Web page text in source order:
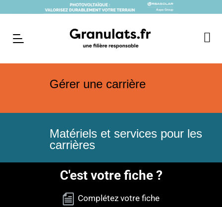
Gérer une carrière
Matériels et services pour les
carrières
C'est votre fiche ?
Complétez votre fiche